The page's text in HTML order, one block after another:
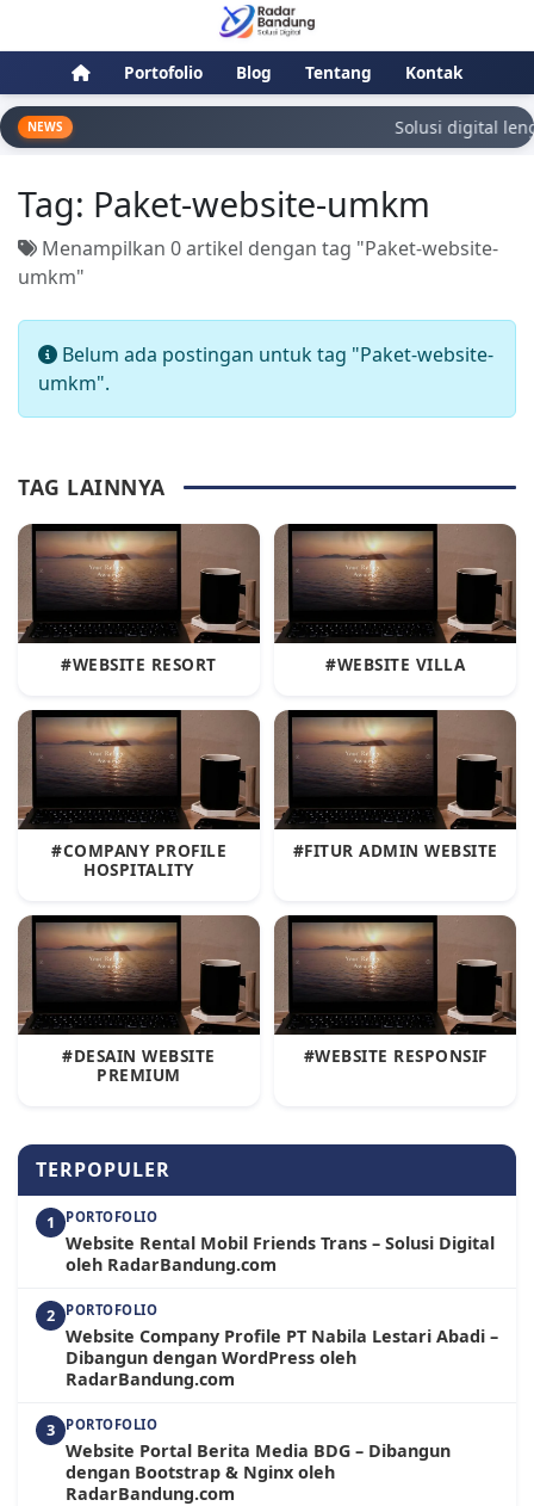
Portofolio Blog Tentang Kontak
NEWS Solusi digital
Tag: Paket-website-umkm
Menampilkan 0 artikel dengan tag "Paket-website-
umkm"
Belum ada postingan untuk tag "Paket-website-
umkm".
TAG LAINNYA
#WEBSITE RESORT #WEBSITE VILLA
#COMPANY PROFILE
HOSPITALITY
#FITUR ADMIN WEBSITE
#DESAIN WEBSITE
PREMIUM
#WEBSITE RESPONSIF
TERPOPULER
1 PORTOFOLIO
Website Rental Mobil Friends Trans – Solusi Digital
oleh RadarBandung.com
2 PORTOFOLIO
Website Company Profile PT Nabila Lestari Abadi –
Dibangun dengan WordPress oleh
RadarBandung.com
3 PORTOFOLIO
Website Portal Berita Media BDG – Dibangun
dengan Bootstrap & Nginx oleh
RadarBandung.com